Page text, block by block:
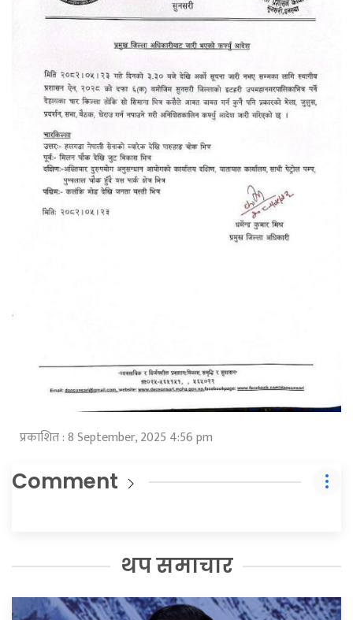
प्रकाशित : 8 September, 2025 4:56 pm
Comment
थप समाचार